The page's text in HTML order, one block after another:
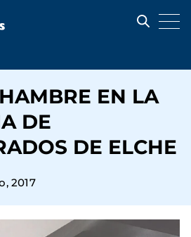
EN LA
DE
DE ELCHE
2017